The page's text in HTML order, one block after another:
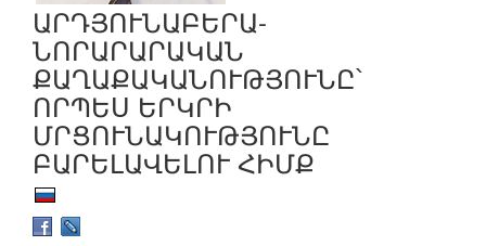
ԱՐԴՅՈՒՆԱԲԵՐԱ-
ՆՈՐԱՐԱՐԱԿԱՆ
ՔԱՂԱՔԱԿԱՆՈՒԹՅՈՒՆԸ՝
ՈՐՊԵՍ ԵՐԿՐԻ
ՄՐՑՈՒՆԱԿՈՒԹՅՈՒՆԸ
ԲԱՐԵԼԱՎԵԼՈՒ ՀԻՄՔ